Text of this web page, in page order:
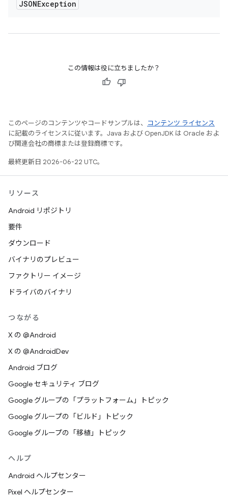
JSONException
この情報は役に立ちましたか？
このページのコンテンツやコードサンプルは、
コンテンツ ライセンス
に記載のライセンスに従います。Java および OpenJDK は Oracle およ
び関連会社の商標または登録商標です。
最終更新日 2026-06-22 UTC。
リソース
Android リポジトリ
要件
ダウンロード
バイナリのプレビュー
ファクトリー イメージ
ドライバのバイナリ
つながる
X の @Android
X の @AndroidDev
Android ブログ
Google セキュリティ ブログ
Google グループの「プラットフォーム」トピック
Google グループの「ビルド」トピック
Google グループの「移植」トピック
ヘルプ
Android ヘルプセンター
Pixel ヘルプセンター